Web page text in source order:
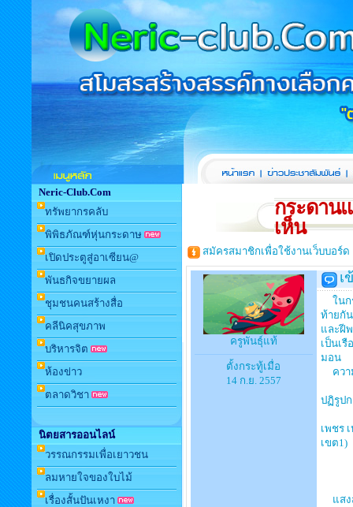
Neric-Club.Com
ทรัพยากรคลับ
พิพิธภัณฑ์หุ่นกระดาษ
เปิดประตูสู่อาเซียน@
พันธกิจขยายผล
ชุมชนคนสร้างสื่อ
คลีนิคสุขภาพ
บริหารจิต
ห้องข่าว
ตลาดวิชา
นิตยสารออนไลน์
วรรณกรรมเพื่อเยาวชน
ลมหายใจของใบไม้
เรื่องสั้นปันเหงา
กระดาน
เห็น
สมัครสมาชิกเพื่อใช้งานเว็บบอร์ด
ครูพันธุ์แท้
ตั้งกระทู้เมื่อ
14 ก.ย. 2557
เ
ในกร
ท้ายกั
และฝี
เป็นเ
มอน
ควา
ปฏิรูป
เพชร
เขต1)
แสง